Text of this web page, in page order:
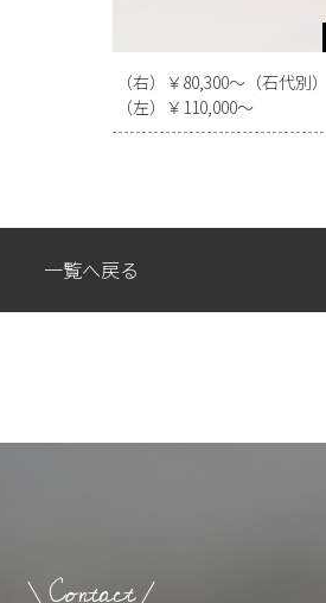
（右）￥80,300～（石代別）
（左）￥110,000～
一覧へ戻る